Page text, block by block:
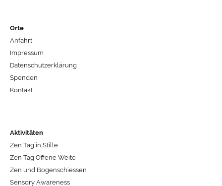
Orte
Anfahrt
Impressum
Datenschutzerklärung
Spenden
Kontakt
Aktivitäten
Zen Tag in Stille
Zen Tag Offene Weite
Zen und Bogenschiessen
Sensory Awareness